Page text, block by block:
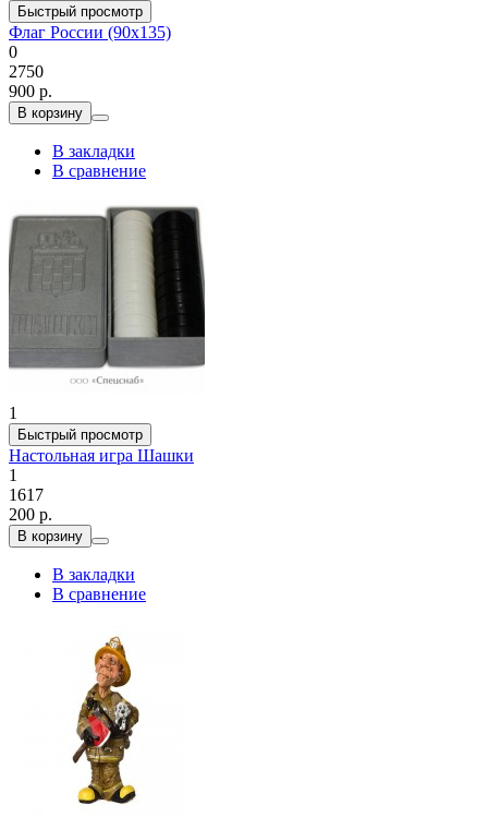
Быстрый просмотр
Флаг России (90x135)
0
2750
900 р.
В корзину
В закладки
В сравнение
1
Быстрый просмотр
Настольная игра Шашки
1
1617
200 р.
В корзину
В закладки
В сравнение